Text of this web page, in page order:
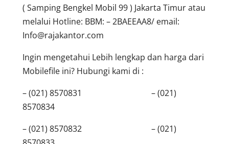
( Samping Bengkel Mobil 99 ) Jakarta Timur atau
melalui Hotline: BBM: – 2BAEEAA8/ email:
Info@rajakantor.com
Ingin mengetahui Lebih lengkap dan harga dari
Mobilefile ini? Hubungi kami di :
– (021) 8570831 – (021)
8570834
– (021) 8570832 – (021)